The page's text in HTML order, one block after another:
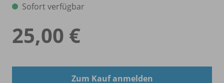
Sofort verfügbar
25,00 €
Zum Kauf anmelden